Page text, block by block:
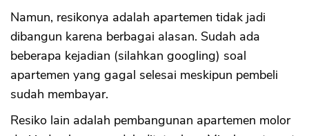
Namun, resikonya adalah apartemen tidak jadi
dibangun karena berbagai alasan. Sudah ada
beberapa kejadian (silahkan googling) soal
apartemen yang gagal selesai meskipun pembeli
sudah membayar.
Resiko lain adalah pembangunan apartemen molor